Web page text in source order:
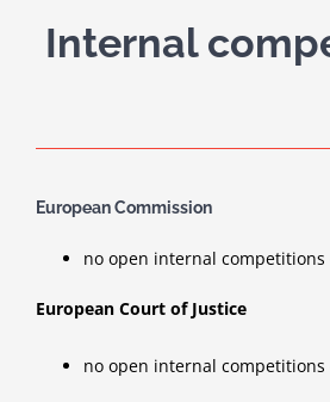
Internal
European Commission
no open internal
European Court of Justice
no open internal